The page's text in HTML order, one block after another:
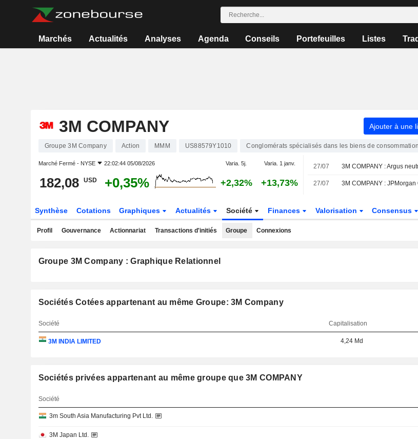
Marchés Actualités Analyses Agenda Conseils Portefeuilles Listes
3M COMPANY Ajouter à une
Groupe 3M Company Action MMM US88579Y1010 Conglomérats spécialisés dans les biens de consommation
Marché Fermé - NYSE 22:02:44 05/08/2026 Varia. 5j. Varia. 1 janv.
182,08 USD +0,35% +2,32% +13,73%
27/07
27/07
Synthèse Cotations Graphiques Actualités Société Finances Valorisation Consensus
Profil Gouvernance Actionnariat Transactions d'initiés Groupe Connexions
Groupe 3M Company : Graphique Relationnel
Sociétés Cotées appartenant au même Groupe: 3M Company
Société Capitalisation
3M INDIA LIMITED 4,24 Md
Sociétés privées appartenant au même groupe que 3M COMPANY
Société
3m South Asia Manufacturing Pvt Ltd.
3M Japan Ltd.